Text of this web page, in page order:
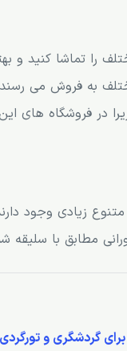
را تماشا کنید و
به فروش می
در فروشگاه های
مطابق با
گردشگری و تورگردی